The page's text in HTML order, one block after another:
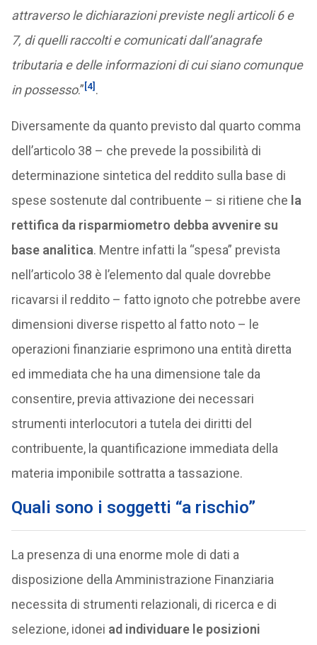
attraverso le dichiarazioni previste negli articoli 6 e
7, di quelli raccolti e comunicati dall’anagrafe
tributaria e delle informazioni di cui siano comunque
in possesso.”[4] .
Diversamente da quanto previsto dal quarto comma
dell’articolo 38 – che prevede la possibilità di
determinazione sintetica del reddito sulla base di
spese sostenute dal contribuente – si ritiene che la
rettifica da risparmiometro debba avvenire su
base analitica. Mentre infatti la “spesa” prevista
nell’articolo 38 è l’elemento dal quale dovrebbe
ricavarsi il reddito – fatto ignoto che potrebbe avere
dimensioni diverse rispetto al fatto noto – le
operazioni finanziarie esprimono una entità diretta
ed immediata che ha una dimensione tale da
consentire, previa attivazione dei necessari
strumenti interlocutori a tutela dei diritti del
contribuente, la quantificazione immediata della
materia imponibile sottratta a tassazione.
Quali sono i soggetti “a rischio”
La presenza di una enorme mole di dati a
disposizione della Amministrazione Finanziaria
necessita di strumenti relazionali, di ricerca e di
selezione, idonei ad individuare le posizioni